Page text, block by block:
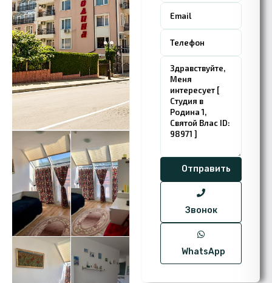
Звонок
WhatsApp